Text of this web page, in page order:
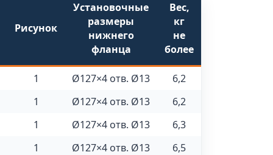
Рисунок
Установочные
размеры
нижнего
фланца
Вес,
кг
не
более
1 Ø127×4 отв. Ø13
6,2
1
Ø127×4 отв. Ø13
6,2
1
Ø127×4 отв. Ø13
6,3
1
Ø127×4 отв. Ø13
6,5